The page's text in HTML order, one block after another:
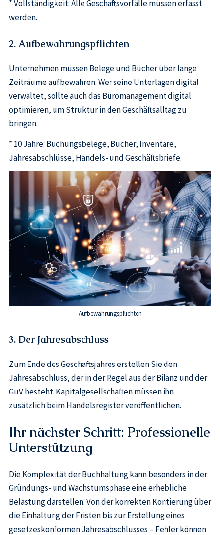
* Vollständigkeit: Alle Geschäftsvorfälle müssen erfasst
werden.
2. Aufbewahrungspflichten
Unternehmen müssen Belege und Bücher über lange
Zeiträume aufbewahren. Wer seine Unterlagen digital
verwaltet, sollte auch das Büromanagement digital
optimieren, um Struktur in den Geschäftsalltag zu
bringen.
* 10 Jahre: Buchungsbelege, Bücher, Inventare,
Jahresabschlüsse, Handels- und Geschäftsbriefe.
Aufbewahrungspflichten
3. Der Jahresabschluss
Zum Ende des Geschäftsjahres erstellen Sie den
Jahresabschluss, der in der Regel aus der Bilanz und der
GuV besteht. Kapitalgesellschaften müssen ihn
zusätzlich beim Handelsregister veröffentlichen.
Ihr nächster Schritt: Professionelle
Unterstützung
Die Komplexität der Buchhaltung kann besonders in der
Gründungs- und Wachstumsphase eine erhebliche
Belastung darstellen. Von der korrekten Kontierung über
die Einhaltung der Fristen bis zur Erstellung eines
gesetzeskonformen Jahresabschlusses – Fehler können